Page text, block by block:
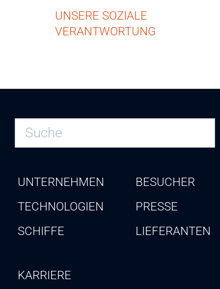
UNSERE SOZIALE
VERANTWORTUNG
UNTERNEHMEN
TECHNOLOGIEN
SCHIFFE
BESUCHER
PRESSE
LIEFERANTEN
KARRIERE